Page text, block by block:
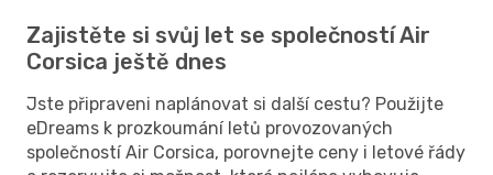
Zajistěte si svůj let se společností Air
Corsica ještě dnes
Jste připraveni naplánovat si další cestu? Použijte
eDreams k prozkoumání letů provozovaných
společností Air Corsica, porovnejte ceny i letové řády